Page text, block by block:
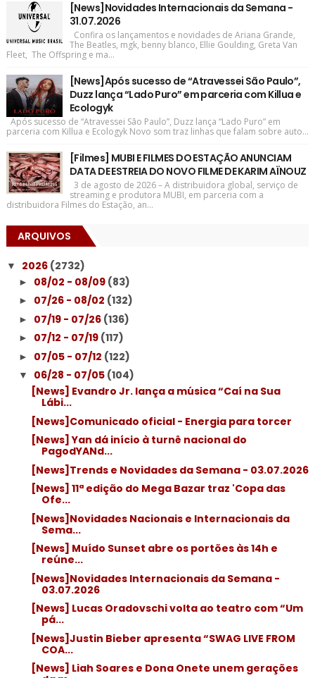
[News]Novidades Internacionais da Semana -
31.07.2026
Confira os lançamentos e novidades de Ariana Grande,
The Beatles, mgk, benny blanco, Ellie Goulding, Greta Van
Fleet, The Offspring e ma...
[News]Após sucesso de “Atravessei São Paulo”,
Duzz lança “Lado Puro” em parceria com Killua e
Ecologyk
Após sucesso de “Atravessei São Paulo”, Duzz lança “Lado Puro” em
parceria com Killua e Ecologyk Novo som traz linhas que falam sobre auto...
[Filmes] MUBI E FILMES DO ESTAÇÃO ANUNCIAM
DATA DE ESTREIA DO NOVO FILME DE KARIM AÏNOUZ
3 de agosto de 2026 – A distribuidora global, serviço de
streaming e produtora MUBI, em parceria com a
distribuidora Filmes do Estação, an...
ARQUIVOS
▼ 2026 (2732)
► 08/02 - 08/09 (83)
► 07/26 - 08/02 (132)
► 07/19 - 07/26 (136)
► 07/12 - 07/19 (117)
► 07/05 - 07/12 (122)
▼ 06/28 - 07/05 (104)
[News] Evandro Jr. lança a música “Caí na Sua
Lábi...
[News]Comunicado oficial - Energia para torcer
[News] Yan dá início à turnê nacional do
PagodYANd...
[News]Trends e Novidades da Semana - 03.07.2026
[News] 11ª edição do Mega Bazar traz 'Copa das
Ofe...
[News]Novidades Nacionais e Internacionais da
Sema...
[News] Muído Sunset abre os portões às 14h e
reúne...
[News]Novidades Internacionais da Semana -
03.07.2026
[News] Lucas Oradovschi volta ao teatro com “Um
pá...
[News]Justin Bieber apresenta “SWAG LIVE FROM
COA...
[News] Liah Soares e Dona Onete unem gerações